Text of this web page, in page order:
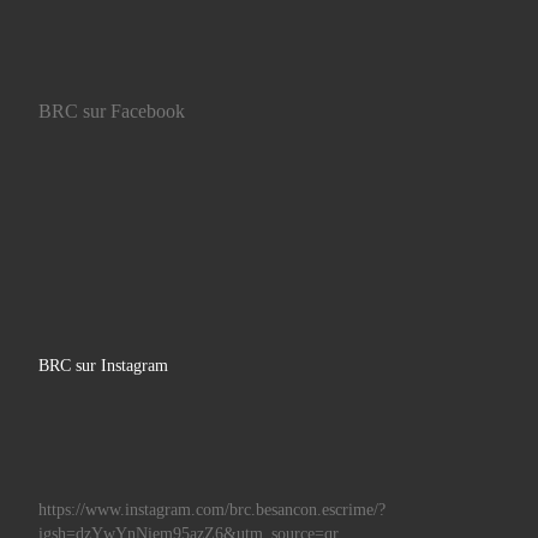
BRC sur Facebook
BRC sur Instagram
https://www.instagram.com/brc.besancon.escrime/?
igsh=dzYwYnNiem95azZ6&utm_source=qr